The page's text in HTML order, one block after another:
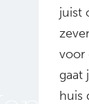
juist
voor
gaat
huis